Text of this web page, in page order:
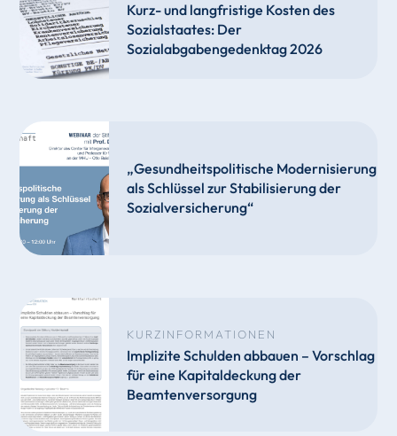
Kurz- und langfristige Kosten des
Sozialstaates: Der
Sozialabgabengedenktag 2026
„Gesundheitspolitische Modernisierung
als Schlüssel zur Stabilisierung der
Sozialversicherung“
KURZINFORMATIONEN
Implizite Schulden abbauen – Vorschlag
für eine Kapitaldeckung der
Beamtenversorgung